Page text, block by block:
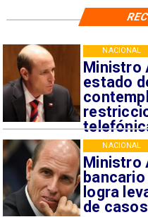
Ministro
estado
NACIONAL
Ministro
logra
de casos
NACIONAL